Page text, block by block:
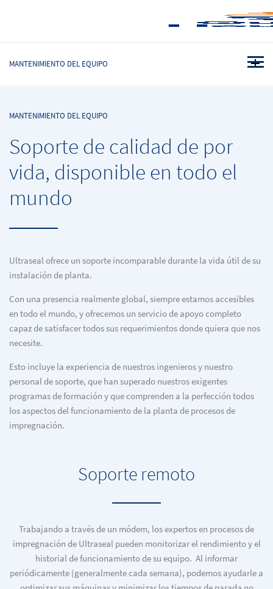
MANTENIMIENTO DEL EQUIPO
MANTENIMIENTO DEL EQUIPO
Soporte de calidad de por
vida, disponible en todo el
mundo
Ultraseal ofrece un soporte incomparable durante la vida útil de su
instalación de planta.
Con una presencia realmente global, siempre estamos accesibles
en todo el mundo, y ofrecemos un servicio de apoyo completo
capaz de satisfacer todos sus requerimientos donde quiera que nos
necesite.
Esto incluye la experiencia de nuestros ingenieros y nuestro
personal de soporte, que han superado nuestros exigentes
programas de formación y que comprenden a la perfección todos
los aspectos del funcionamiento de la planta de procesos de
impregnación.
Soporte remoto
Trabajando a través de un módem, los expertos en procesos de
impregnación de Ultraseal pueden monitorizar el rendimiento y el
historial de funcionamiento de su equipo. Al informar
periódicamente (generalmente cada semana), podemos ayudarle a